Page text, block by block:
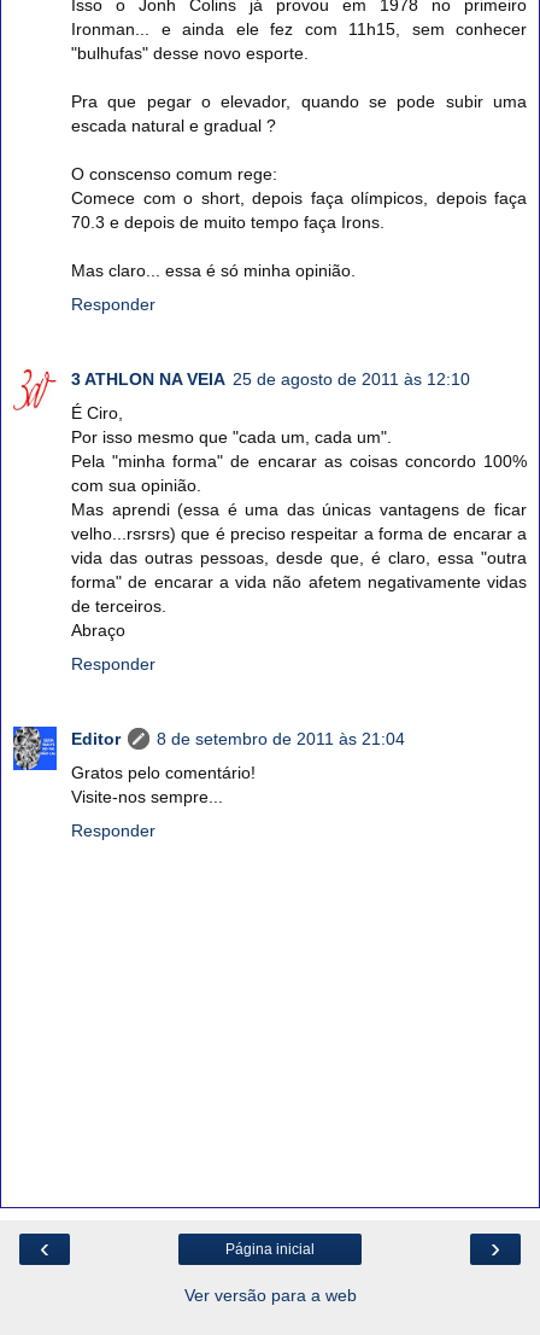
Isso o Jonh Colins já provou em 1978 no primeiro
Ironman... e ainda ele fez com 11h15, sem conhecer
"bulhufas" desse novo esporte.
Pra que pegar o elevador, quando se pode subir uma
escada natural e gradual ?
O conscenso comum rege:
Comece com o short, depois faça olímpicos, depois faça
70.3 e depois de muito tempo faça Irons.
Mas claro... essa é só minha opinião.
Responder
3 ATHLON NA VEIA 25 de agosto de 2011 às 12:10
É Ciro,
Por isso mesmo que "cada um, cada um".
Pela "minha forma" de encarar as coisas concordo 100%
com sua opinião.
Mas aprendi (essa é uma das únicas vantagens de ficar
velho...rsrsrs) que é preciso respeitar a forma de encarar a
vida das outras pessoas, desde que, é claro, essa "outra
forma" de encarar a vida não afetem negativamente vidas
de terceiros.
Abraço
Responder
Editor
8 de setembro de 2011 às 21:04
Gratos pelo comentário!
Visite-nos sempre...
Responder
‹ ›
Página inicial
Ver versão para a web